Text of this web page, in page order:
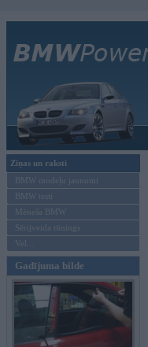
Ziņas un raksti
BMW modeļu jaunumi
BMW testi
Mēneša BMW
Sērijveida tūnings
Vel...
Gadījuma bilde